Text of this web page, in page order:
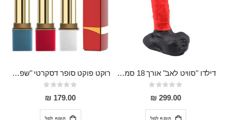
דילדו "סוויט לאב" אורך 18 סמ רוחב 3.5 מסיליקון רפואי"
Rating:
0%
299.00 ₪
רוקט פוקט סופר דסקרטי "שפתון" נטען בעל 10 מצבי רטט 9 סמ אורך 2.5 רוחב
Rating:
0%
179.00 ₪